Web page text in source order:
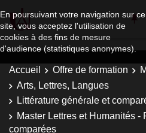
En poursuivant votre navigation sur ce
site, vous acceptez l'utilisation de
cookies à des fins de mesure
d'audience (statistiques anonymes).
Accueil Offre de formation
Arts, Lettres, Langues
Littérature générale et
Master Lettres et Humanités -
comparées